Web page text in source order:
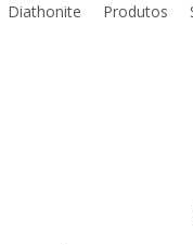
Diathonite Produtos